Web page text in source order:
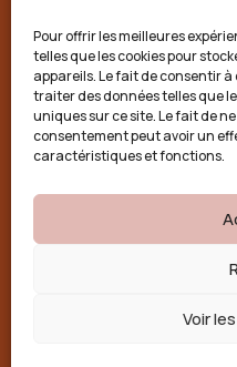
Pour offrir les meilleures
telles que les cookies pour
appareils. Le fait de consentir
traiter des données telles que
uniques sur ce site. Le fait de
consentement peut avoir un
caractéristiques et fonctions.
Voir
Politique